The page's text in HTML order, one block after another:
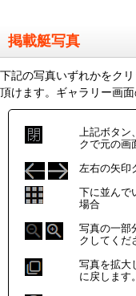
掲載艇写真
下記の写真いずれかをク
頂けます。ギャラリー画
上記ボタ
クで元の画
左右の矢印
下に並んで
場合
写真の一部
クしてくだ
写真を拡大
に戻します。